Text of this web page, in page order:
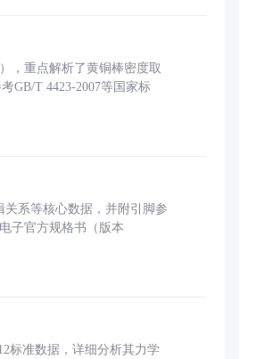
，重点解析了黄铜棒密度取
GB/T 4423-2007等国家标
系等核心数据，并附引脚参
子官方规格书（版本
标准数据，详细分析其力学